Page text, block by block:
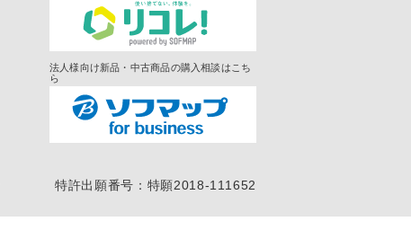
法人様向け新品・中古商品の購入相談はこち
ら
特許出願番号：特願2018-111652